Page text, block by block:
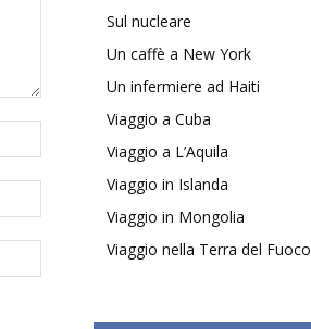
Sul nucleare
Un caffè a New York
Un infermiere ad Haiti
Viaggio a Cuba
Viaggio a L’Aquila
Viaggio in Islanda
Viaggio in Mongolia
Viaggio nella Terra del Fuoco